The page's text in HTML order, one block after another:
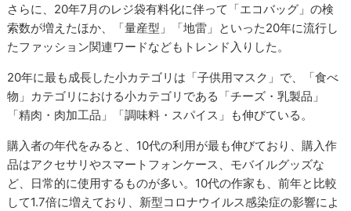
さらに、20年7月のレジ袋有料化に伴って「エコバッグ」の検
索数が増えたほか、「量産型」「地雷」といった20年に流行し
たファッション関連ワードなどもトレンド入りした。
20年に最も成長した小カテゴリは「子供用マスク」で、「食べ
物」カテゴリにおける小カテゴリである「チーズ・乳製品」
「精肉・肉加工品」「調味料・スパイス」も伸びている。
購入者の年代をみると、10代の利用が最も伸びており、購入作
品はアクセサリやスマートフォンケース、モバイルグッズな
ど、日常的に使用するものが多い。10代の作家も、前年と比較
して1.7倍に増えており、新型コロナウイルス感染症の影響によ